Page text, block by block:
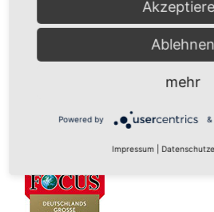
Ablehnen
mehr
Powered by &
Impressum